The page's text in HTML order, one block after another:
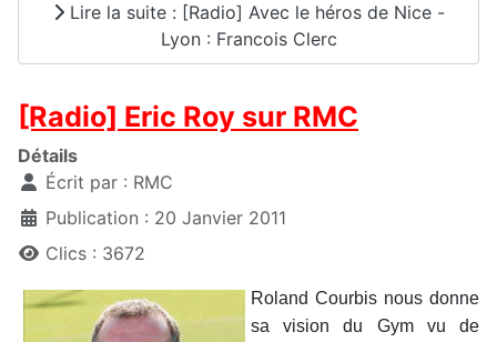
Lire la suite : [Radio] Avec le héros de Nice -
Lyon : Francois Clerc
[Radio] Eric Roy sur RMC
Détails
Écrit par : RMC
Publication : 20 Janvier 2011
Clics : 3672
Roland Courbis nous donne
sa vision du Gym vu de